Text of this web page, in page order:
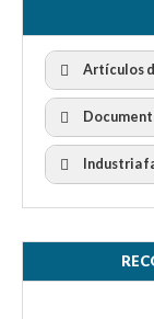
Artículos
Industria